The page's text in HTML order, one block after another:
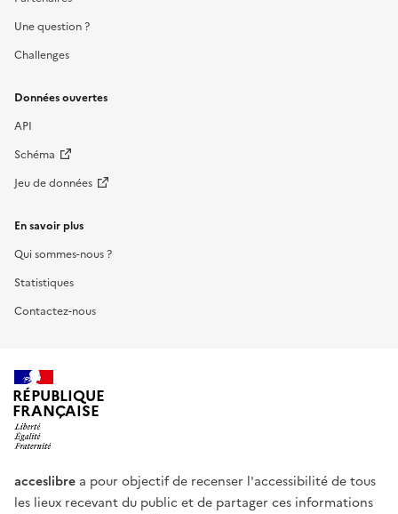
Une question ?
Challenges
Données ouvertes
API
Schéma
Jeu de données
En savoir plus
Qui sommes-nous ?
Statistiques
Contactez-nous
RÉPUBLIQUE
FRANÇAISE
acceslibre a pour objectif de recenser l'accessibilité de tous
les lieux recevant du public et de partager ces informations